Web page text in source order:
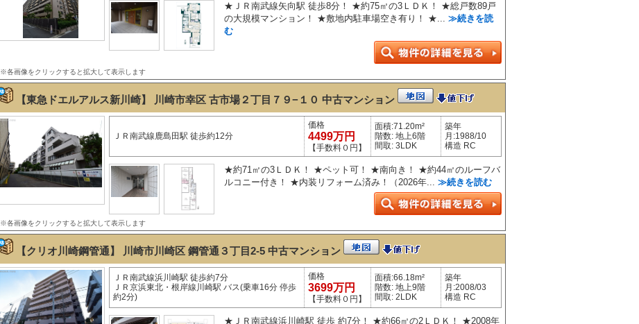
★ＪＲ南武線矢向駅 徒歩8分！ ★約75㎡の3ＬＤＫ！ ★総戸数89戸
の大規模マンション！ ★敷地内駐車場空き有り！ ★... ≫続きを読
む
※各画像をクリックすると拡大して表示します
【東急ドエルアルス新川崎】 川崎市幸区 古市場２丁目７９−１０ 中古マンション
ＪＲ南武線鹿島田駅 徒歩約12分
価格
4499万円
【手数料０円】
面積:71.20m²
階数: 地上6階
間取: 3LDK
築年
月:1988/10
構造 RC
★約71㎡の3ＬＤＫ！ ★ペット可！ ★南向き！ ★約44㎡のルーフバ
ルコニー付き！ ★内装リフォーム済み！（2026年... ≫続きを読む
※各画像をクリックすると拡大して表示します
【クリオ川崎鋼管通】 川崎市川崎区 鋼管通３丁目2-5 中古マンション
ＪＲ南武線浜川崎駅 徒歩約7分
ＪＲ京浜東北・根岸線川崎駅 バス(乗車16分 停歩
約2分)
価格
3699万円
【手数料０円】
面積:66.18m²
階数: 地上9階
間取: 2LDK
築年
月:2008/03
構造 RC
★ＪＲ南武線浜川崎駅 徒歩 約7分！ ★約66㎡の2ＬＤＫ！ ★2008年